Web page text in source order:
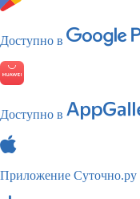
Доступно в
Доступно в
Приложение Суточно.ру